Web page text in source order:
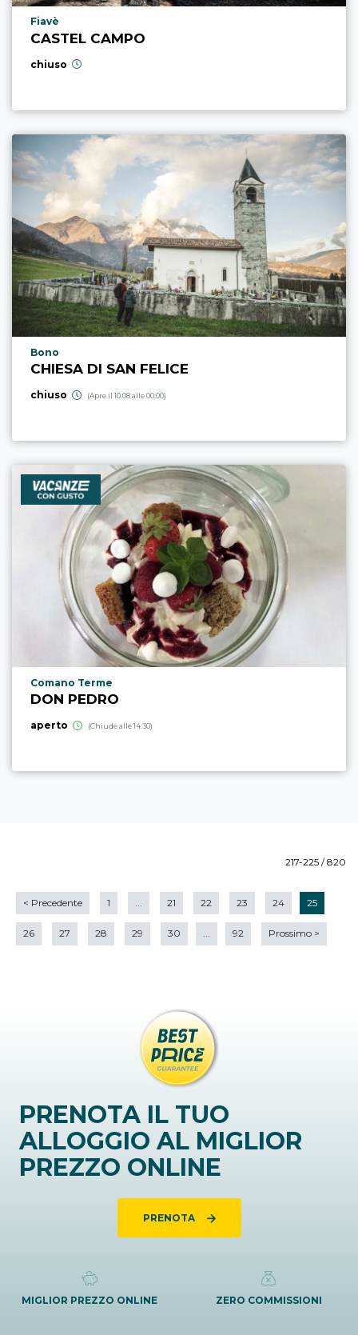
Località punto di interesse
Fiavè
CASTEL CAMPO
chiuso
Località punto di interesse
Bono
CHIESA DI SAN FELICE
chiuso (Apre il 10.08 alle 00:00)
Località punto di interesse
Comano Terme
DON PEDRO
aperto (Chiude alle 14:30)
217-225 / 820
< Precedente 1 21 22 23 24 25
26 27 28 29 30 ... 92 Prossimo >
PRENOTA IL TUO
ALLOGGIO AL MIGLIOR
PREZZO ONLINE
PRENOTA
MIGLIOR PREZZO ONLINE ZERO COMMISSIONI